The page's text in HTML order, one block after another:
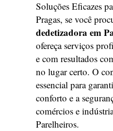
Soluções Eficazes
Pragas, se você
dedetizadora em
ofereça serviços
e com resultados
no lugar certo. O
essencial para
conforto e a
comércios e
Parelheiros.